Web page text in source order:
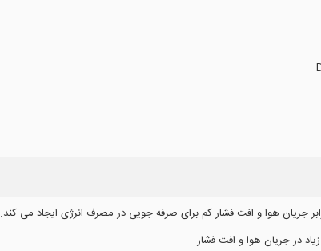
جریان هوا و افت فشار کم برای صرفه جویی در مصرف انرژی ایجاد می کند.
در جریان هوا و افت فشار